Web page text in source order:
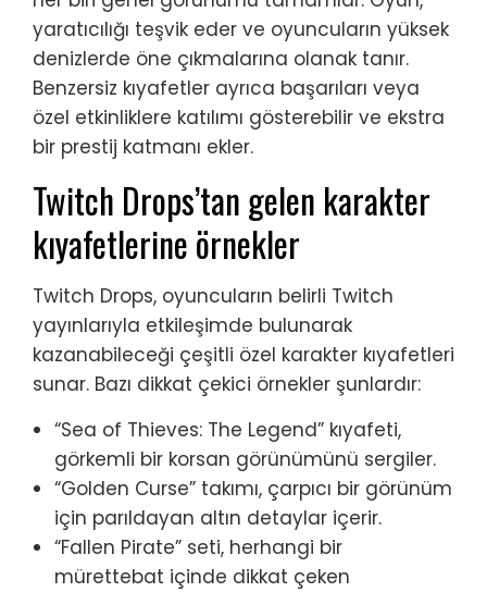
yaratıcılığı teşvik eder ve oyuncuların yüksek
denizlerde öne çıkmalarına olanak tanır.
Benzersiz kıyafetler ayrıca başarıları veya
özel etkinliklere katılımı gösterebilir ve ekstra
bir prestij katmanı ekler.
Twitch Drops’tan gelen karakter
kıyafetlerine örnekler
Twitch Drops, oyuncuların belirli Twitch
yayınlarıyla etkileşimde bulunarak
kazanabileceği çeşitli özel karakter kıyafetleri
sunar. Bazı dikkat çekici örnekler şunlardır:
“Sea of Thieves: The Legend” kıyafeti,
görkemli bir korsan görünümünü sergiler.
“Golden Curse” takımı, çarpıcı bir görünüm
için parıldayan altın detaylar içerir.
“Fallen Pirate” seti, herhangi bir
mürettebat içinde dikkat çeken